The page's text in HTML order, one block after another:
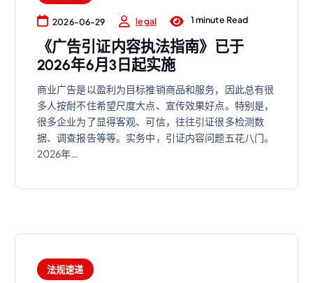
2026-06-29 legal 1 minute Read
《广告引证内容执法指南》已于
2026年6月3日起实施
商业广告是以盈利为目标推销商品和服务，因此总有很
多人按耐不住希望尺度大点、宣传效果好点。特别是，
很多企业为了显得客观、可信，往往引证很多检测数
据、调查报告等等。实务中，引证内容问题五花八门。
2026年…
法规速递